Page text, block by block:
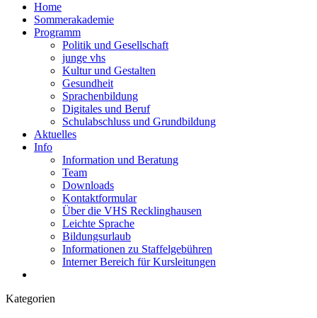
Home
Sommerakademie
Programm
Politik und Gesellschaft
junge vhs
Kultur und Gestalten
Gesundheit
Sprachenbildung
Digitales und Beruf
Schulabschluss und Grundbildung
Aktuelles
Info
Information und Beratung
Team
Downloads
Kontaktformular
Über die VHS Recklinghausen
Leichte Sprache
Bildungsurlaub
Informationen zu Staffelgebühren
Interner Bereich für Kursleitungen
Kategorien